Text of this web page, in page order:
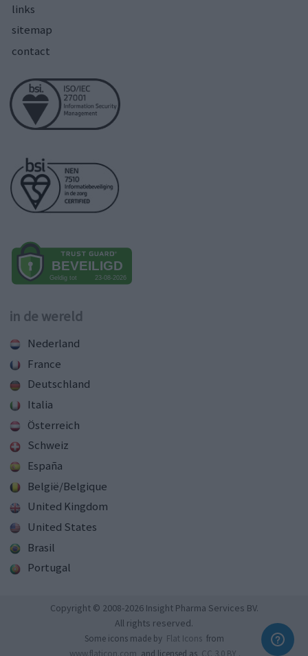
links
sitemap
contact
in de wereld
Nederland
France
Deutschland
Italia
Österreich
Schweiz
España
België/Belgique
United Kingdom
United States
Brasil
Portugal
Copyright © 2008-2026 Insight Pharma Services BV.
All rights reserved.
Some icons made by Flat Icons from